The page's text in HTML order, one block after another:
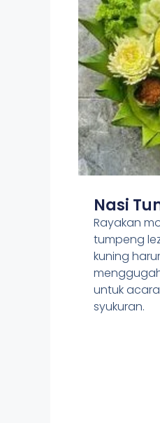
Nasi
Rayakan
tumpeng
kuning
untuk
syukuran.